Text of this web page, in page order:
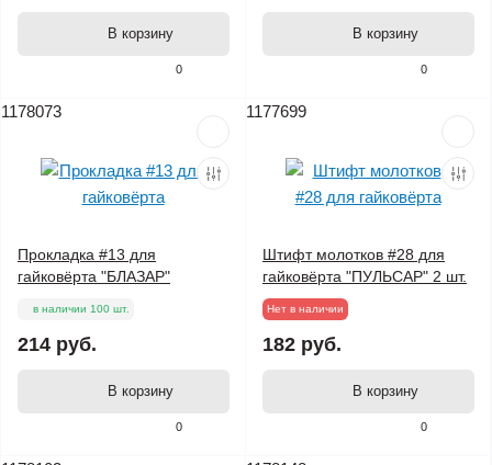
0
В корзину
0
В корзину
1178073
0
Прокладка #13 для
гайковёрта "БЛАЗАР"
в наличии 100 шт.
214 руб.
В корзину
1177699
0
Штифт молотков #28 для
гайковёрта "ПУЛЬСАР" 2 шт.
Нет в наличии
182 руб.
В корзину